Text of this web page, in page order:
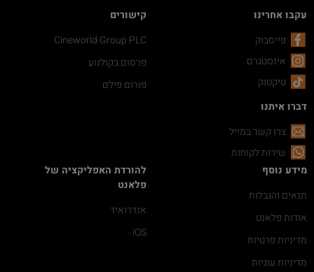
עקבו אחרינו
פייסבוק
אינסטגרם
טיקטוק
דברו איתנו
צרו קשר במייל
שירות לקוחות
קישורים
Cineworld Group PLC
פרסום בקולנוע
פורום פילם
מידע נוסף
תנאים והגבלות
אודות פלאנט
מדיניות פרטיות
מדיניות עוגיות
להורדת האפליקציה של
פלאנט
אנדרואיד
iOS